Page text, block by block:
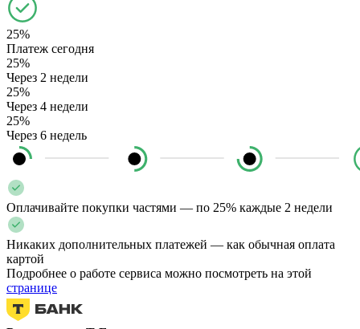
25%
Платеж сегодня
25%
Через 2 недели
25%
Через 4 недели
25%
Через 6 недель
Оплачивайте покупки частями — по 25% каждые 2 недели
Никаких дополнительных платежей — как обычная оплата
картой
Подробнее о работе сервиса можно посмотреть на этой
странице